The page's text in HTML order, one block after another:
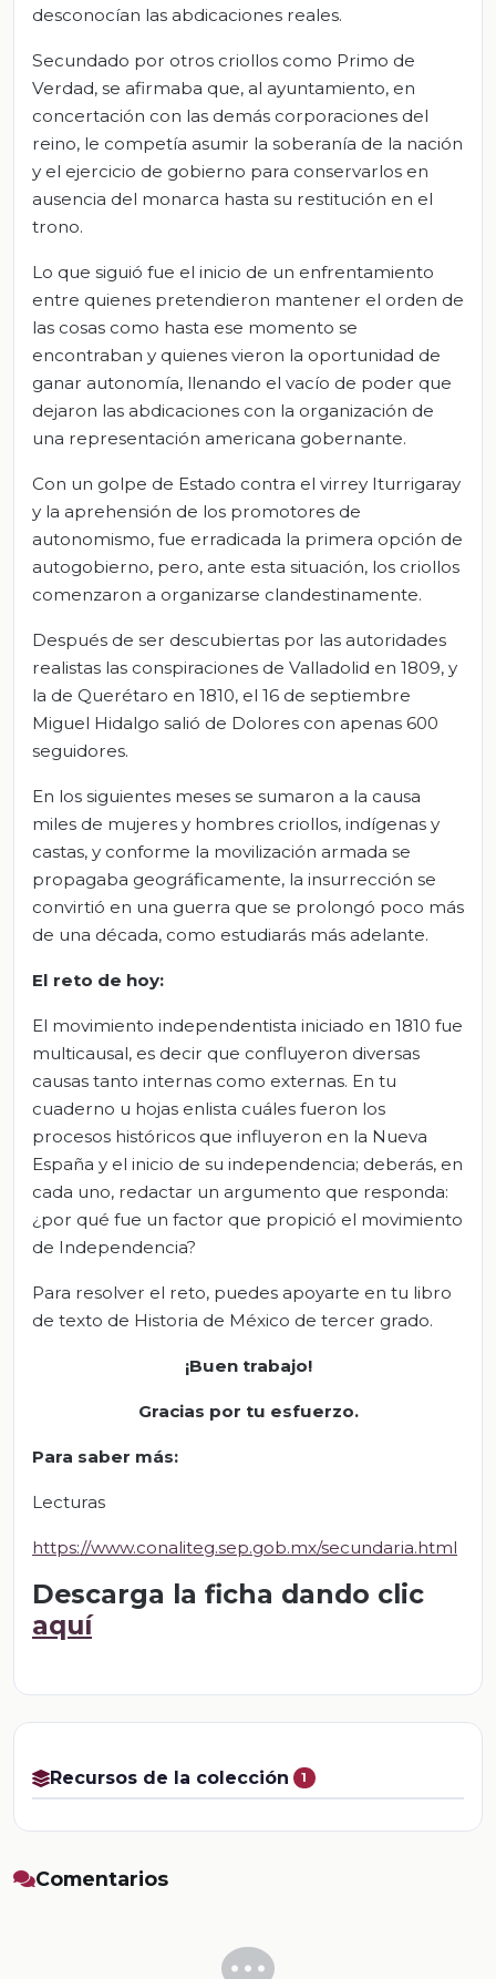
desconocían las abdicaciones reales.
Secundado por otros criollos como Primo de
Verdad, se afirmaba que, al ayuntamiento, en
concertación con las demás corporaciones del
reino, le competía asumir la soberanía de la nación
y el ejercicio de gobierno para conservarlos en
ausencia del monarca hasta su restitución en el
trono.
Lo que siguió fue el inicio de un enfrentamiento
entre quienes pretendieron mantener el orden de
las cosas como hasta ese momento se
encontraban y quienes vieron la oportunidad de
ganar autonomía, llenando el vacío de poder que
dejaron las abdicaciones con la organización de
una representación americana gobernante.
Con un golpe de Estado contra el virrey Iturrigaray
y la aprehensión de los promotores de
autonomismo, fue erradicada la primera opción de
autogobierno, pero, ante esta situación, los criollos
comenzaron a organizarse clandestinamente.
Después de ser descubiertas por las autoridades
realistas las conspiraciones de Valladolid en 1809, y
la de Querétaro en 1810, el 16 de septiembre
Miguel Hidalgo salió de Dolores con apenas 600
seguidores.
En los siguientes meses se sumaron a la causa
miles de mujeres y hombres criollos, indígenas y
castas, y conforme la movilización armada se
propagaba geográficamente, la insurrección se
convirtió en una guerra que se prolongó poco más
de una década, como estudiarás más adelante.
El reto de hoy:
El movimiento independentista iniciado en 1810 fue
multicausal, es decir que confluyeron diversas
causas tanto internas como externas. En tu
cuaderno u hojas enlista cuáles fueron los
procesos históricos que influyeron en la Nueva
España y el inicio de su independencia; deberás, en
cada uno, redactar un argumento que responda:
¿por qué fue un factor que propició el movimiento
de Independencia?
Para resolver el reto, puedes apoyarte en tu libro
de texto de Historia de México de tercer grado.
¡Buen trabajo!
Gracias por tu esfuerzo.
Para saber más:
Lecturas
https://www.conaliteg.sep.gob.mx/secundaria.html
Descarga la ficha dando clic
aquí
Recursos de la colección 1
Comentarios